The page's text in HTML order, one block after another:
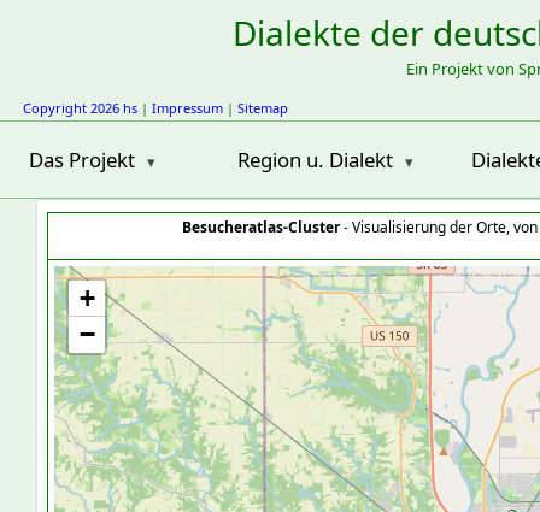
Dialekte der
Ein Projekt von
Copyright 2026 hs | Impressum | Sitemap
Das Projekt Region u. Dialekt
Besucheratlas-Cluster- Visualisierung der Orte,
+
−